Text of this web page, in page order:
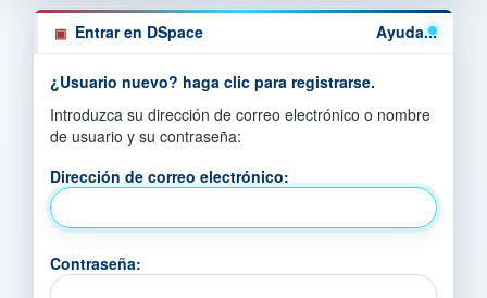
Entrar en DSpace Ayuda...
¿Usuario nuevo? haga clic para registrarse.
Introduzca su dirección de correo electrónico o nombre
de usuario y su contraseña:
Dirección de correo electrónico:
Contraseña: